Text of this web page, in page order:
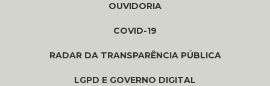
OUVIDORIA
COVID-19
RADAR DA TRANSPARÊNCIA PÚBLICA
LGPD E GOVERNO DIGITAL